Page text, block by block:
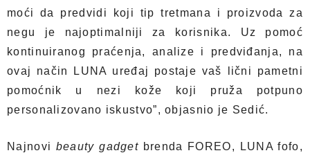
moći da predvidi koji tip tretmana i proizvoda za
negu je najoptimalniji za korisnika. Uz pomoć
kontinuiranog praćenja, analize i predviđanja, na
ovaj način LUNA uređaj postaje vaš lični pametni
pomoćnik u nezi kože koji pruža potpuno
personalizovano iskustvo”, objasnio je Sedić.
Najnovi beauty gadget brenda FOREO, LUNA fofo,